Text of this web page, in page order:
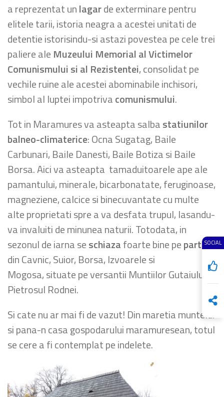
SOCIAL
a reprezentat unlagarde exterminare pentru
elitele tarii, istoria neagra a acestei unitati de
detentie istorisindu-si astazi povestea pe cele trei
paliere ale Muzeului Memorial al Victimelor
Comunismului si al Rezistentei, consolidat pe
vechile ruine ale acestei abominabile inchisori,
simbol al luptei impotrivacomunismului.
Tot in Maramures va asteapta salbastatiunilor
balneo-climaterice: Ocna Sugatag, Baile
Carbunari, Baile Danesti, Baile Botiza si Baile
Borsa. Aici va asteapta tamaduitoarele ape ale
pamantului, minerale, bicarbonatate, feruginoase,
magneziene, calcice si binecuvantate cu multe
alte proprietati spre a va desfata trupul, lasandu-
va invaluiti de minunea naturii. Totodata, in
sezonul de iarna seschiazafoarte bine pepartiile
din Cavnic, Suior, Borsa, Izvoarele si
Mogosa, situate pe versantii Muntiilor Gutaiului si
Pietrosul Rodnei.
Si cate nu ar mai fi de vazut! Din maretia muntelui
si pana-n casa gospodarului maramuresean, totul
se cere a fi contemplat pe indelete.